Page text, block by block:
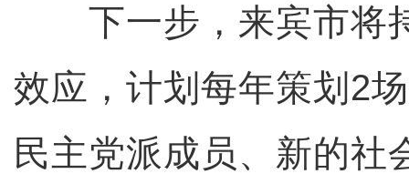
下一步，来宾市将
效应，计划每年策划2
民主党派成员、新的社